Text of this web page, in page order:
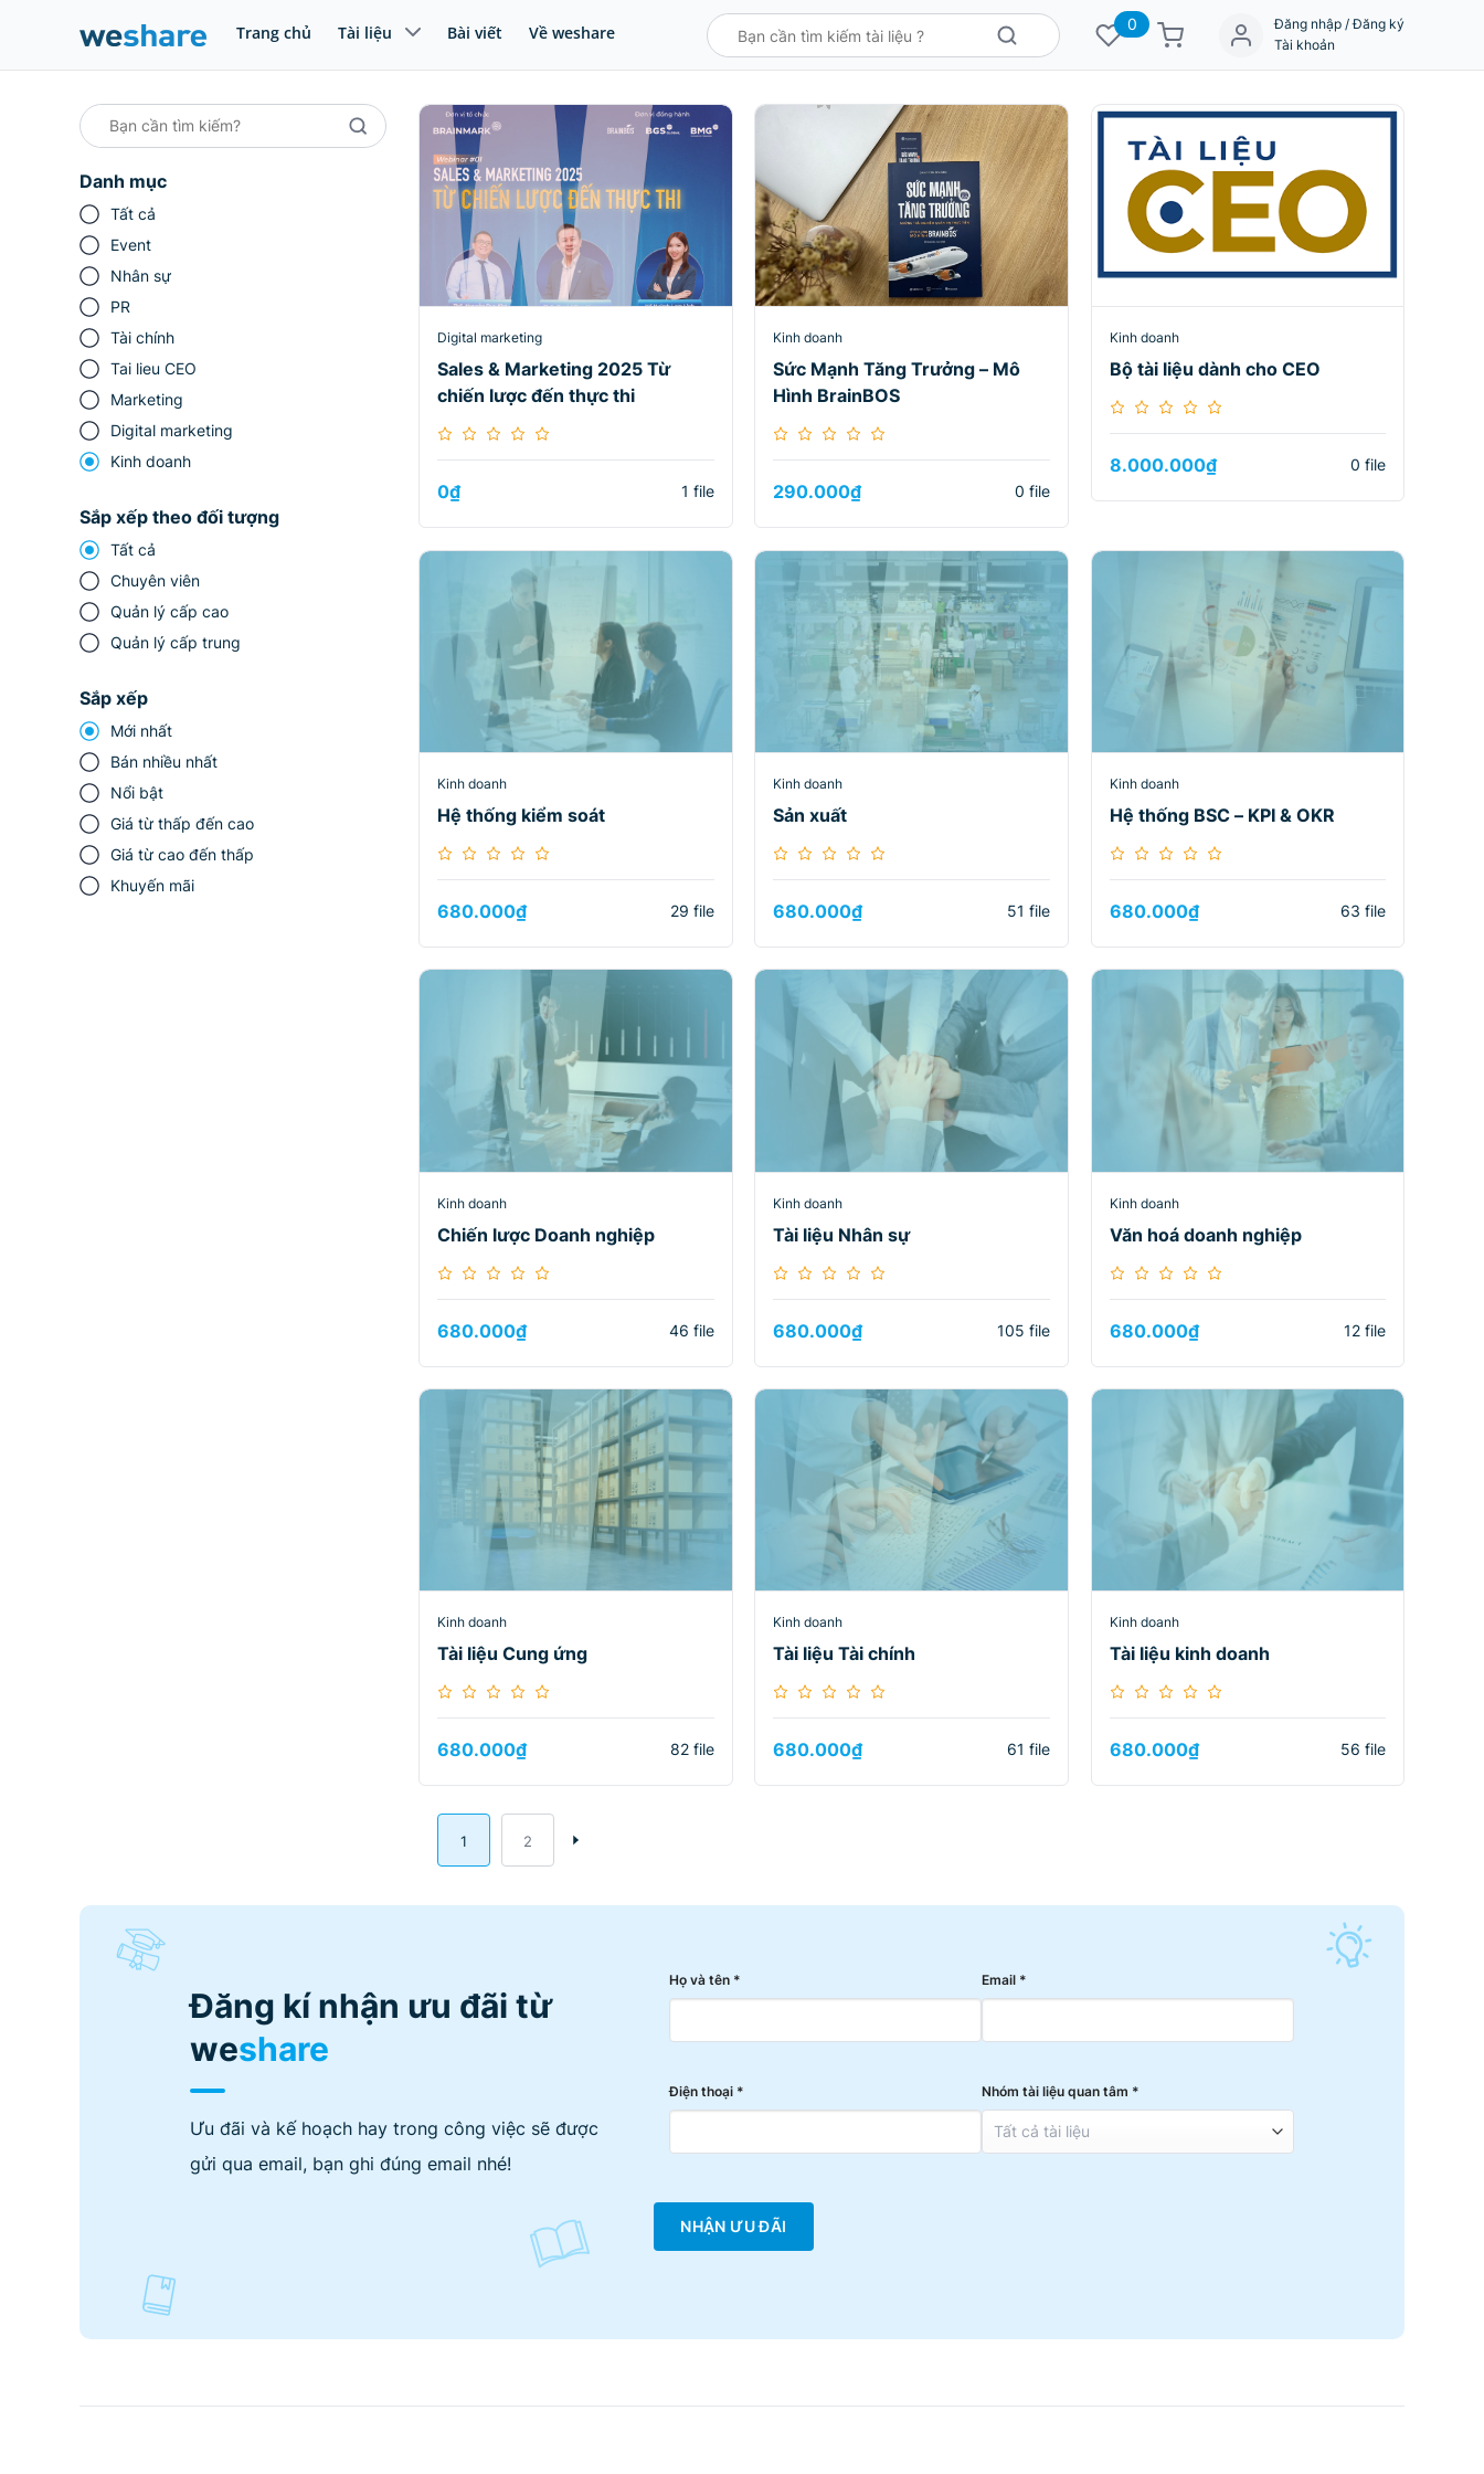
Trang chủ Tài liệu Bài viết Về weshare 0
Đăng nhập / Đăng ký
Tài khoản
Danh mục
Tất cả
Event
Nhân sự
PR
Tài chính
Tai lieu CEO
Marketing
Digital marketing
Kinh doanh
Sắp xếp theo đối tượng
Tất cả
Chuyên viên
Quản lý cấp cao
Quản lý cấp trung
Sắp xếp
Mới nhất
Bán nhiều nhất
Nổi bật
Giá từ thấp đến cao
Giá từ cao đến thấp
Khuyến mãi
Digital marketing
Sales & Marketing 2025 Từ
chiến lược đến thực thi
0₫ 1 file
Kinh doanh
Sức Mạnh Tăng Trưởng – Mô
Hình BrainBOS
290.000₫ 0 file
Kinh doanh
Bộ tài liệu dành cho CEO
8.000.000₫ 0 file
Kinh doanh
Hệ thống kiểm soát
680.000₫ 29 file
Kinh doanh
Sản xuất
680.000₫ 51 file
Kinh doanh
Hệ thống BSC – KPI & OKR
680.000₫ 63 file
Kinh doanh
Chiến lược Doanh nghiệp
680.000₫ 46 file
Kinh doanh
Tài liệu Nhân sự
680.000₫ 105 file
Kinh doanh
Văn hoá doanh nghiệp
680.000₫ 12 file
Kinh doanh
Tài liệu Cung ứng
680.000₫ 82 file
Kinh doanh
Tài liệu Tài chính
680.000₫ 61 file
Kinh doanh
Tài liệu kinh doanh
680.000₫ 56 file
1 2
Đăng kí nhận ưu đãi từ
weshare
Ưu đãi và kế hoạch hay trong công việc sẽ được
gửi qua email, bạn ghi đúng email nhé!
Họ và tên * Email *
Điện thoại * Nhóm tài liệu quan tâm *
NHẬN ƯU ĐÃI